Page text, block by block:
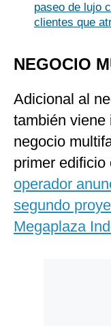
paseo de lujo
clientes que
NEGOCIO
Adicional al
también viene
negocio
primer edificio
operador
segundo
Megaplaza